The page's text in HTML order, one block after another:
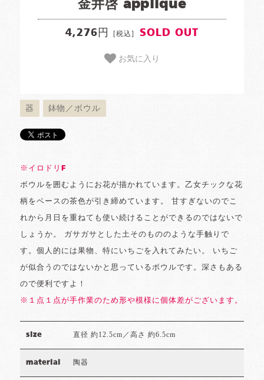
金井啓 applique
4,276円 [税込] SOLD OUT
お気に入り
器 鉢物／ボウル
※イロドリF
ボウルを囲むようにお花が描かれています。乙女チックな花
柄をベースの茶色が引き締めています。 甘すぎないのでこ
れから月日を重ねても使い続けることができるのではないで
しょうか。 ガサガサとした土そのもののような手触りで
す。個人的には果物、特にいちごを入れてみたい。 いちご
が似合うのではないかと思っているボウルです。深さもある
ので便利ですよ！
※１点１点が手作業のため形や模様に個体差がございます。
size 直径 約12.5cm／高さ 約6.5cm
material 陶器